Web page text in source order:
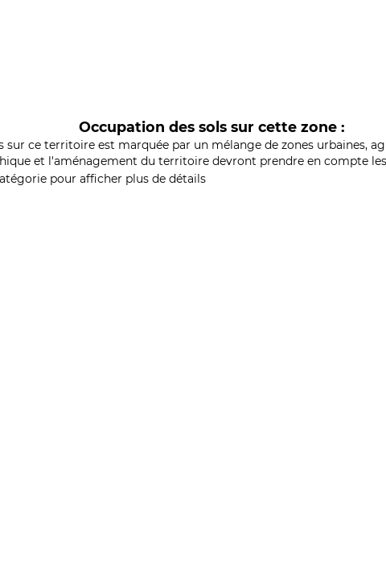
Occupation des sols sur cette zone :
sur ce territoire est marquée par un mélange de zones urbaines,
et l'aménagement du territoire devront prendre en compte
pour afficher plus de détails